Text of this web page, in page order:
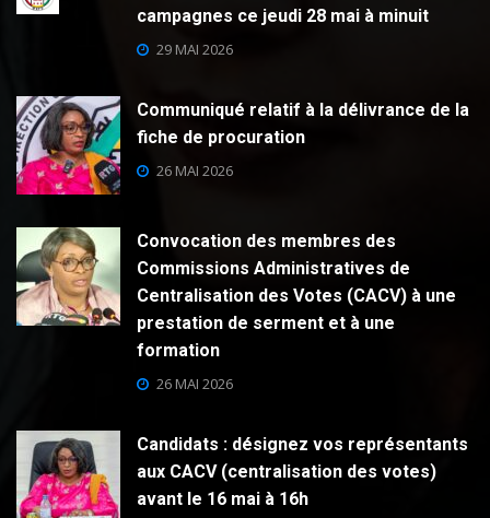
campagnes ce jeudi 28 mai à minuit
29 MAI 2026
Communiqué relatif à la délivrance de la
fiche de procuration
26 MAI 2026
Convocation des membres des
Commissions Administratives de
Centralisation des Votes (CACV) à une
prestation de serment et à une
formation
26 MAI 2026
Candidats : désignez vos représentants
aux CACV (centralisation des votes)
avant le 16 mai à 16h